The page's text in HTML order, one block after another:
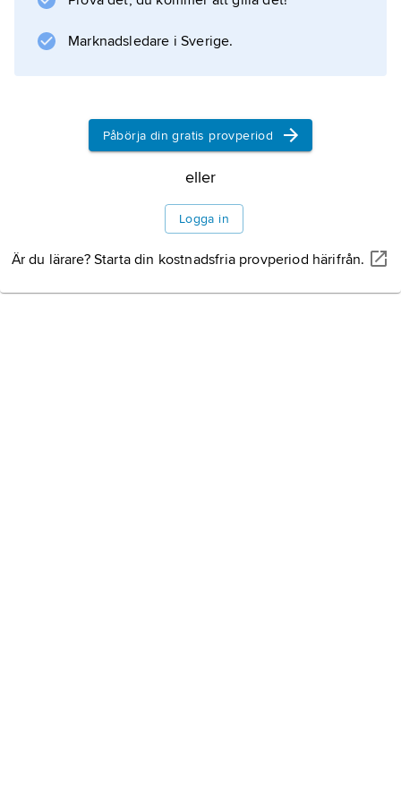
Didier Barra
och
fantasifulla arkitekturåtergivningar.
Litteraturanvisning
Marknadsledare i Sverige.
Påbörja din gratis provperiod
eller
Logga in
Är du lärare? Starta din kostnadsfria provperiod härifrån.